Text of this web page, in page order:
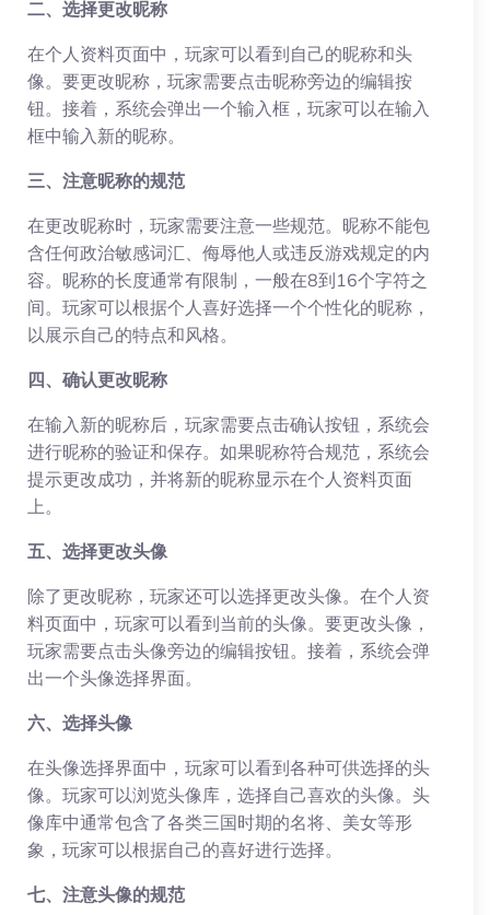
二、选择更改昵称
在个人资料页面中，玩家可以看到自己的昵称和头
像。要更改昵称，玩家需要点击昵称旁边的编辑按
钮。接着，系统会弹出一个输入框，玩家可以在输入
框中输入新的昵称。
三、注意昵称的规范
在更改昵称时，玩家需要注意一些规范。昵称不能包
含任何政治敏感词汇、侮辱他人或违反游戏规定的内
容。昵称的长度通常有限制，一般在8到16个字符之
间。玩家可以根据个人喜好选择一个个性化的昵称，
以展示自己的特点和风格。
四、确认更改昵称
在输入新的昵称后，玩家需要点击确认按钮，系统会
进行昵称的验证和保存。如果昵称符合规范，系统会
提示更改成功，并将新的昵称显示在个人资料页面
上。
五、选择更改头像
除了更改昵称，玩家还可以选择更改头像。在个人资
料页面中，玩家可以看到当前的头像。要更改头像，
玩家需要点击头像旁边的编辑按钮。接着，系统会弹
出一个头像选择界面。
六、选择头像
在头像选择界面中，玩家可以看到各种可供选择的头
像。玩家可以浏览头像库，选择自己喜欢的头像。头
像库中通常包含了各类三国时期的名将、美女等形
象，玩家可以根据自己的喜好进行选择。
七、注意头像的规范